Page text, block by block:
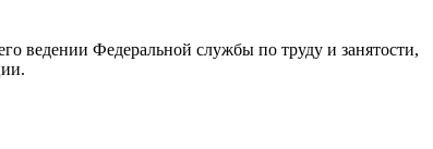
ведении Федеральной службы по труду и занятости,